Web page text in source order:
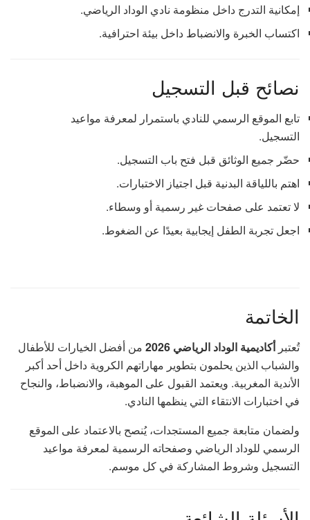
إمكانية التدرج داخل منظومة نادي الوداد الرياضي.
اكتساب الخبرة والانضباط داخل بيئة احترافية.
نصائح قبل التسجيل
تابع الموقع الرسمي للنادي باستمرار لمعرفة مواعيد
التسجيل.
حضّر جميع الوثائق قبل فتح باب التسجيل.
اهتم باللياقة البدنية قبل اجتياز الاختبارات.
لا تعتمد على صفحات غير رسمية أو وسطاء.
اجعل تجربة الطفل إيجابية بعيدًا عن الضغوط.
الخاتمة
تُعتبرأكاديمية الوداد الرياضي 2026
من أفضل الخيارات للأطفال
والشباب الذين يحلمون بتطوير مهاراتهم الكروية داخل أحد أكبر
الأندية المغربية. ويعتمد القبول على الموهبة، والانضباط، والنجاح
في اختبارات الانتقاء التي ينظمها النادي.
ولضمان متابعة جميع المستجدات، يُنصح بالاعتماد على الموقع
الرسمي للوداد الرياضي وصفحاته الرسمية لمعرفة مواعيد
التسجيل وشروط المشاركة في كل موسم.